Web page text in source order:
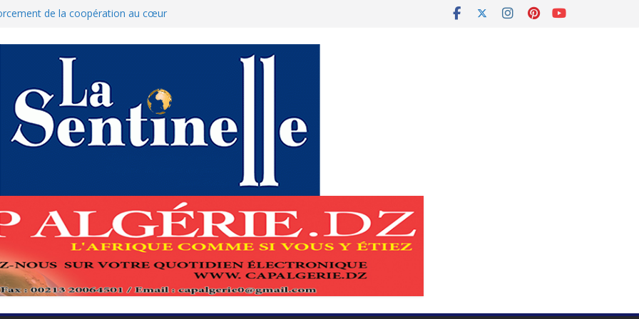
de la coopération au cœur
accélère la reconquête de son tissu
ministère des Finances dément
des nouvelles mesures
protéger El-Qods
tête diplomatiques en marge du